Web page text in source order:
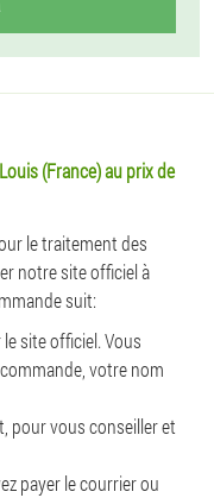
(France) au prix de
le traitement des
notre site officiel à
suit:
site officiel. Vous
votre nom
pour vous conseiller et
payer le courrier ou